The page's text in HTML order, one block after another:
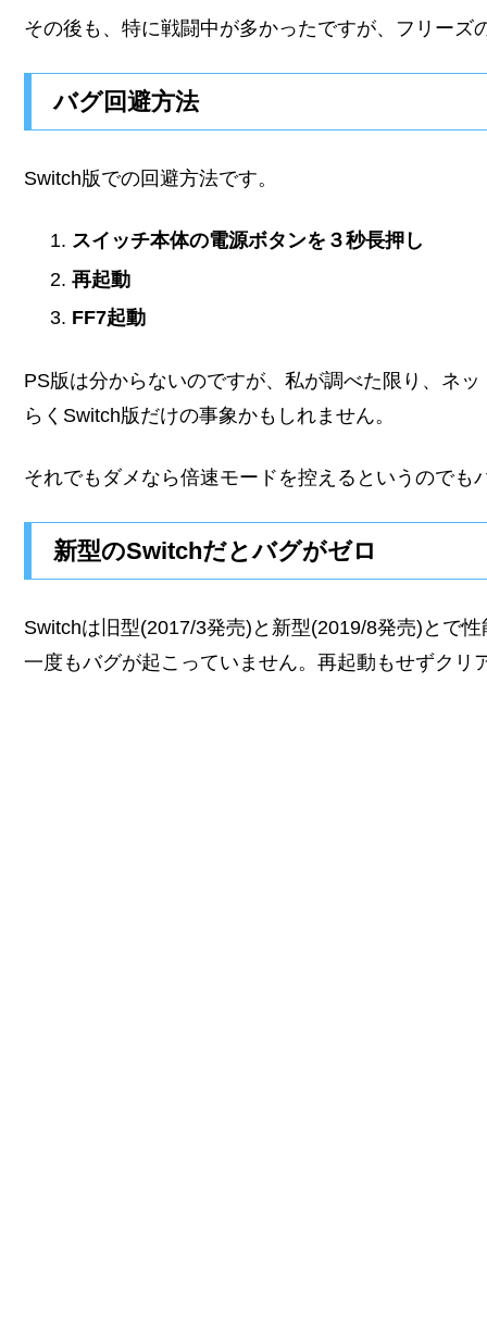
その後も、特に戦闘中が多かったですが、フリーズ
バグ回避方法
Switch版での回避方法です。
スイッチ本体の電源ボタンを３秒長押し
再起動
FF7起動
PS版は分からないのですが、私が調べた限り、ネ
らくSwitch版だけの事象かもしれません。
それでもダメなら倍速モードを控えるというので
新型のSwitchだとバグがゼロ
Switchは旧型(2017/3発売)と新型(2019/8発売)とで
一度もバグが起こっていません。再起動もせずクリ